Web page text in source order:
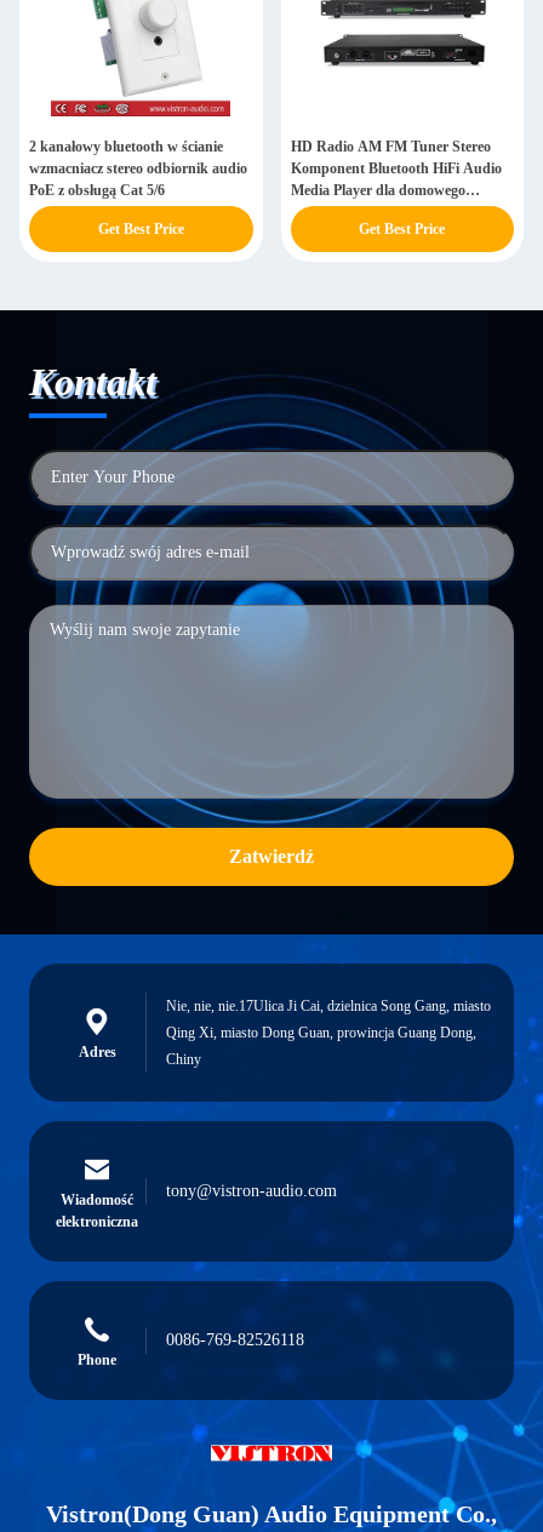
2 kanałowy bluetooth w ścianie
wzmacniacz stereo odbiornik audio
PoE z obsługą Cat 5/6
Get Best Price
HD Radio AM FM Tuner Stereo
Komponent Bluetooth HiFi Audio
Media Player dla domowego
systemu kina
Get Best Price
Kontakt
Zatwierdź
Adres
Nie, nie, nie.17Ulica Ji Cai, dzielnica Song Gang, miasto
Qing Xi, miasto Dong Guan, prowincja Guang Dong,
Chiny
Wiadomość
elektroniczna
tony@vistron-audio.com
Phone
0086-769-82526118
Vistron(Dong Guan) Audio Equipment Co.,